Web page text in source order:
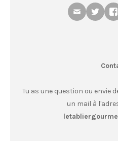
Tu as une question ou envie
un mail à